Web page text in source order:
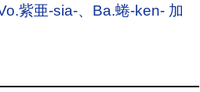
紫亜-sia-、Ba.蜷-ken- 加